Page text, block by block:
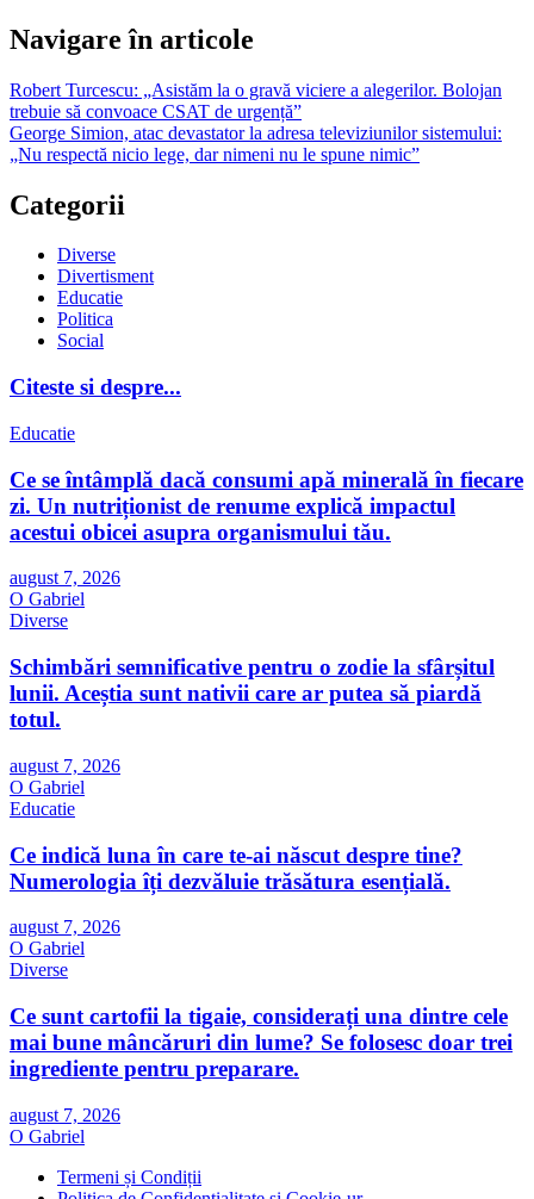
Navigare în articole
Robert Turcescu: „Asistăm la o gravă viciere a alegerilor. Bolojan
trebuie să convoace CSAT de urgență”
George Simion, atac devastator la adresa televiziunilor sistemului:
„Nu respectă nicio lege, dar nimeni nu le spune nimic”
Categorii
Diverse
Divertisment
Educatie
Politica
Social
Citeste si despre...
Educatie
Ce se întâmplă dacă consumi apă minerală în fiecare
zi. Un nutriționist de renume explică impactul
acestui obicei asupra organismului tău.
august 7, 2026
O Gabriel
Diverse
Schimbări semnificative pentru o zodie la sfârșitul
lunii. Aceștia sunt nativii care ar putea să piardă
totul.
august 7, 2026
O Gabriel
Educatie
Ce indică luna în care te-ai născut despre tine?
Numerologia îți dezvăluie trăsătura esențială.
august 7, 2026
O Gabriel
Diverse
Ce sunt cartofii la tigaie, considerați una dintre cele
mai bune mâncăruri din lume? Se folosesc doar trei
ingrediente pentru preparare.
august 7, 2026
O Gabriel
Termeni și Condiții